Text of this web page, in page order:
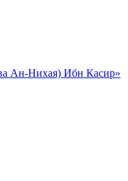
Ан-Нихая) Ибн Касир»